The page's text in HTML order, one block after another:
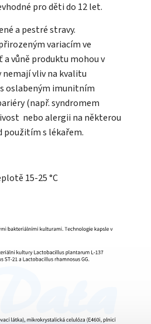
pro děti do 12 let.
a pestré stravy.
variacím ve
vůně produktu mohou v
vliv na kvalitu
oslabeným imunitním
(např. syndromem
nebo alergii na některou
použitím s lékařem.
15-25 °C